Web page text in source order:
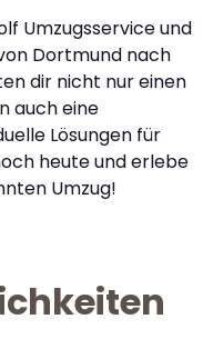
Umzugsservice und
Dortmund nach
dir nicht nur einen
auch eine
Lösungen für
heute und erlebe
Umzug!